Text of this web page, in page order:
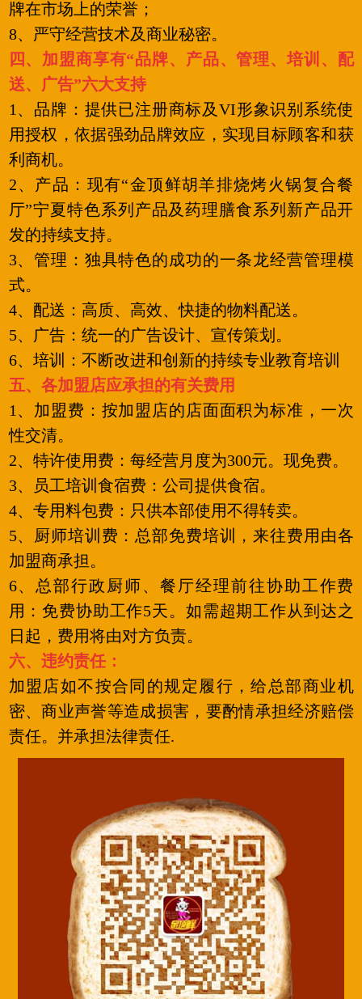
牌在市场上的荣誉；
8、严守经营技术及商业秘密。
四、加盟商享有“品牌、产品、管理、培训、配
送、广告”六大支持
1、品牌：提供已注册商标及VI形象识别系统使
用授权，依据强劲品牌效应，实现目标顾客和获
利商机。
2、产品：现有“金顶鲜胡羊排烧烤火锅复合餐
厅”宁夏特色系列产品及药理膳食系列新产品开
发的持续支持。
3、管理：独具特色的成功的一条龙经营管理模
式。
4、配送：高质、高效、快捷的物料配送。
5、广告：统一的广告设计、宣传策划。
6、培训：不断改进和创新的持续专业教育培训
五、各加盟店应承担的有关费用
1、加盟费：按加盟店的店面面积为标准，一次
性交清。
2、特许使用费：每经营月度为300元。现免费。
3、员工培训食宿费：公司提供食宿。
4、专用料包费：只供本部使用不得转卖。
5、厨师培训费：总部免费培训，来往费用由各
加盟商承担。
6、总部行政厨师、餐厅经理前往协助工作费
用：免费协助工作5天。如需超期工作从到达之
日起，费用将由对方负责。
六、违约责任：
加盟店如不按合同的规定履行，给总部商业机
密、商业声誉等造成损害，要酌情承担经济赔偿
责任。并承担法律责任.